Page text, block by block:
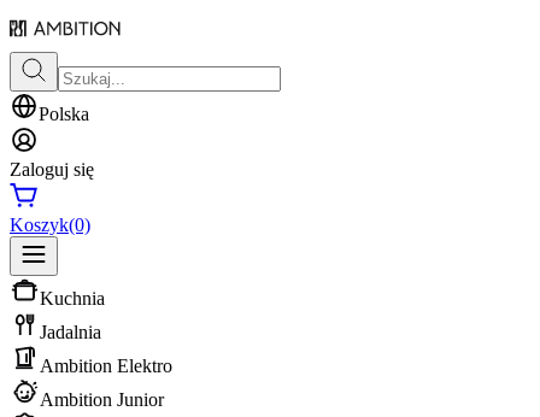
Polska
Zaloguj się
Koszyk(0)
Kuchnia
Jadalnia
Ambition Elektro
Ambition Junior